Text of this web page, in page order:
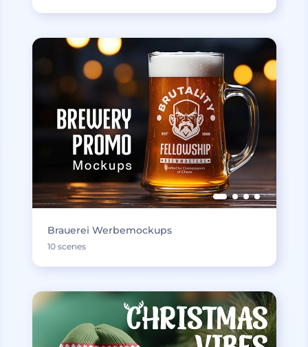
Brauerei Werbemockups
10 scenes